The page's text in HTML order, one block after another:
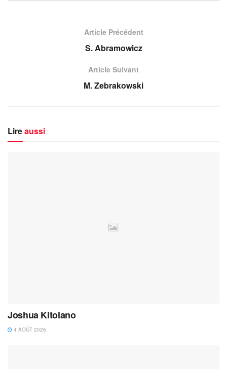
Article Précédent
S. Abramowicz
Article Suivant
M. Zebrakowski
Lireaussi
Joshua Kitolano
4 AOÛT 2026